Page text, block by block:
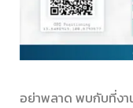
อย่าพลาด พบกับที่งา